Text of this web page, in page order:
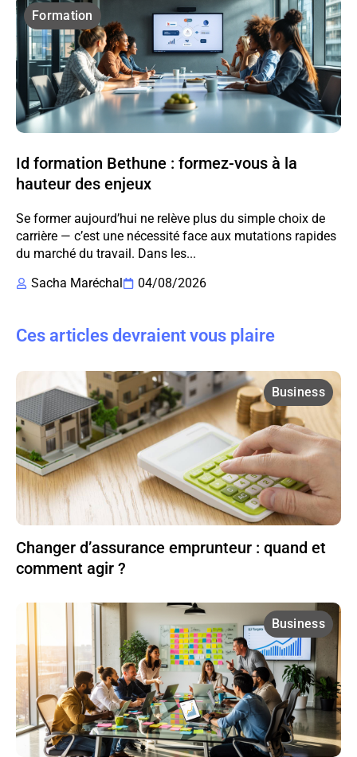
Formation
Id formation Bethune : formez-vous à la
hauteur des enjeux
Se former aujourd’hui ne relève plus du simple choix de
carrière — c’est une nécessité face aux mutations rapides
du marché du travail. Dans les...
Sacha Maréchal
04/08/2026
Ces articles devraient vous plaire
Business
Changer d’assurance emprunteur : quand et
comment agir ?
Business